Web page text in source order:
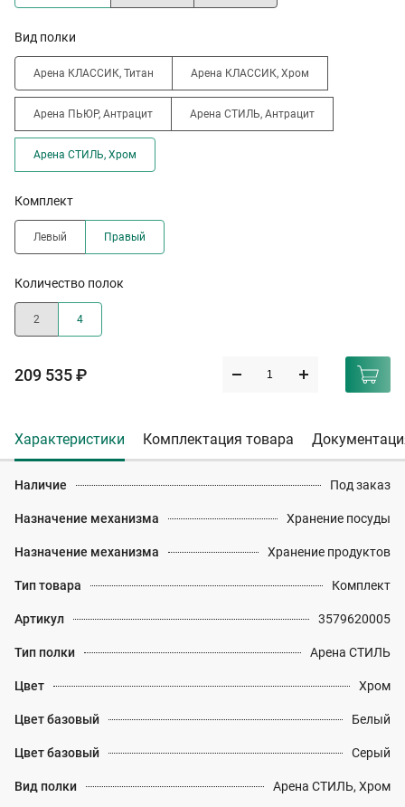
Вид полки
Арена КЛАССИК, Титан Арена КЛАССИК, Хром
Арена ПЬЮР, Антрацит Арена СТИЛЬ, Антрацит
Арена СТИЛЬ, Хром
Комплект
Левый Правый
Количество полок
2 4
209 535 ₽
Характеристики Комплектация товара
Наличие Под заказ
Назначение механизма Хранение посуды
Назначение механизма Хранение продуктов
Тип товара Комплект
Артикул 3579620005
Тип полки Арена СТИЛЬ
Цвет Хром
Цвет базовый Белый
Цвет базовый Серый
Вид полки Арена СТИЛЬ, Хром